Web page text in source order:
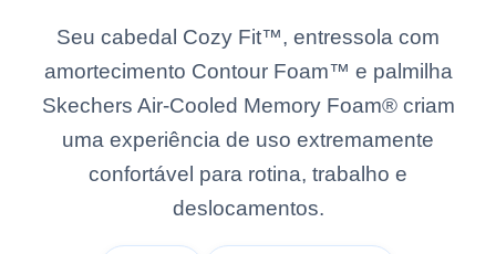
Seu cabedal Cozy Fit™, entressola com
amortecimento Contour Foam™ e palmilha
Skechers Air-Cooled Memory Foam® criam
uma experiência de uso extremamente
confortável para rotina, trabalho e
deslocamentos.